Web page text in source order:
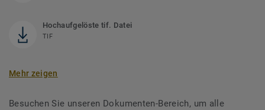
Hochaufgelöste tif. Datei
TIF
Mehr zeigen
Besuchen Sie unseren Dokumenten-Bereich, um alle